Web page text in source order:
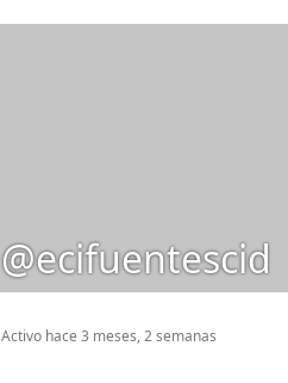
@ecifuentescid
Activo hace 3 meses, 2 semanas